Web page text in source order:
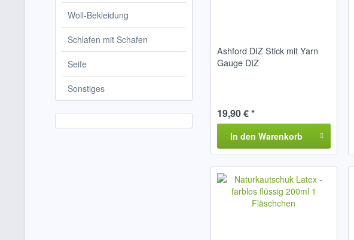
Woll-Bekleidung
Schlafen mit Schafen
Seife
Sonstiges
Ashford DIZ Stick mit Yarn
Gauge DIZ
19,90 € *
In den Warenkorb